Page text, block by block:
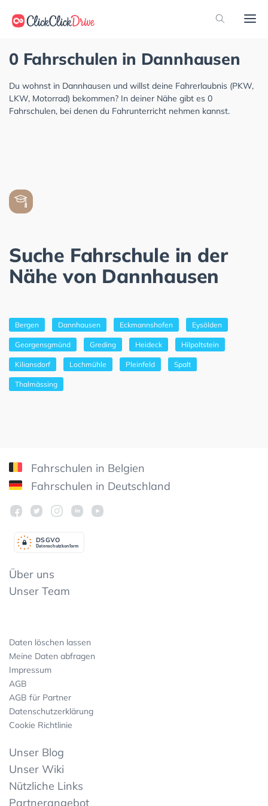
0 Fahrschulen in Dannhausen
Du wohnst in Dannhausen und willst deine Fahrerlaubnis (PKW,
LKW, Motorrad) bekommen? In deiner Nähe gibt es 0
Fahrschulen, bei denen du Fahrunterricht nehmen kannst.
Suche Fahrschule in der
Nähe von Dannhausen
Bergen Dannhausen Eckmannshofen Eysölden
Georgensgmünd Greding Heideck Hilpoltstein
Kiliansdorf Lochmühle Pleinfeld Spalt
Thalmässing
Fahrschulen in Belgien
Fahrschulen in Deutschland
Datenschutzkonform
DSGVO
Über uns
Unser Team
Daten löschen lassen
Meine Daten abfragen
Impressum
AGB
AGB für Partner
Datenschutzerklärung
Cookie Richtlinie
Unser Blog
Unser Wiki
Nützliche Links
Partnerangebot